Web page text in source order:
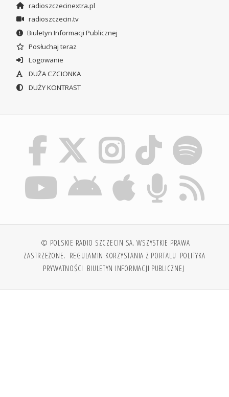
radioszczecinextra.pl
radioszczecin.tv
Biuletyn Informacji Publicznej
Posłuchaj teraz
Logowanie
DUŻA CZCIONKA
DUŻY KONTRAST
© POLSKIE RADIO SZCZECIN SA. WSZYSTKIE PRAWA
ZASTRZEŻONE. REGULAMIN KORZYSTANIA Z PORTALU POLITYKA
PRYWATNOŚCI BIULETYN INFORMACJI PUBLICZNEJ